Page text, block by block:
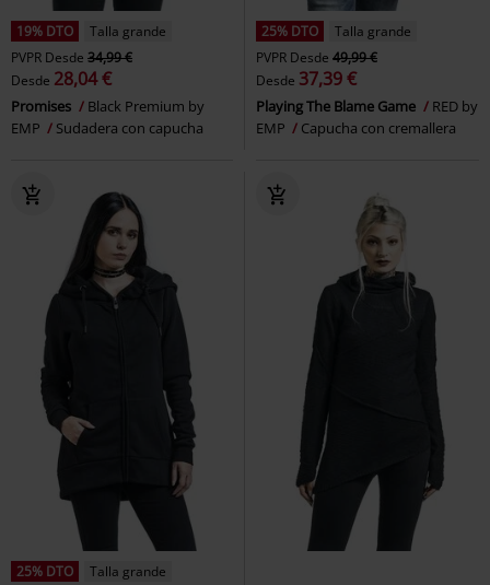
19% DTO
Talla grande
PVPR Desde 34,99 €
Desde 28,04 €
Promises
Black Premium by
EMP
Sudadera con capucha
25% DTO
Talla grande
PVPR Desde 49,99 €
Desde 37,39 €
Playing The Blame Game
RED by
EMP
Capucha con cremallera
25% DTO
Talla grande